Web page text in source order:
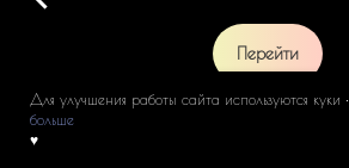
Перейти
Для улучшения работы сайта используются куки •
больше
♥